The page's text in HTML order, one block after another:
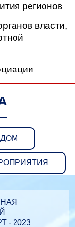
регионов
власти,
- 2023